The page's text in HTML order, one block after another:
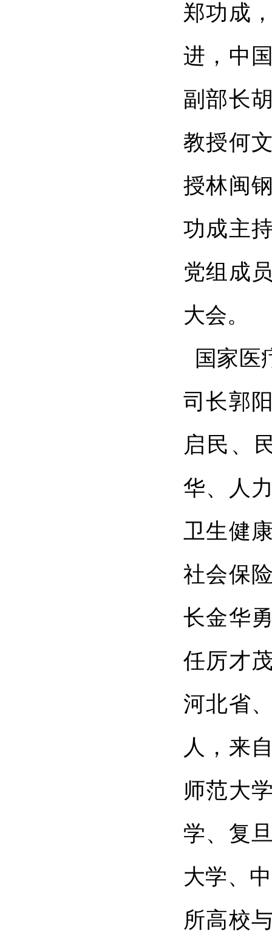
郑功成
进，中
副部长
教授何
授林闽
功成主
党组成
大会。
国家医
司长郭
启民、
华、人
卫生健
社会保
长金华
任厉才
河北省
人，来
师范大
学、复
大学、
所高校